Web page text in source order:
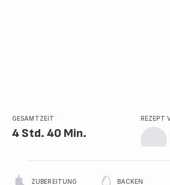
GESAMTZEIT
4 Std. 40 Min.
REZEPT
ZUBEREITUNG BACKEN